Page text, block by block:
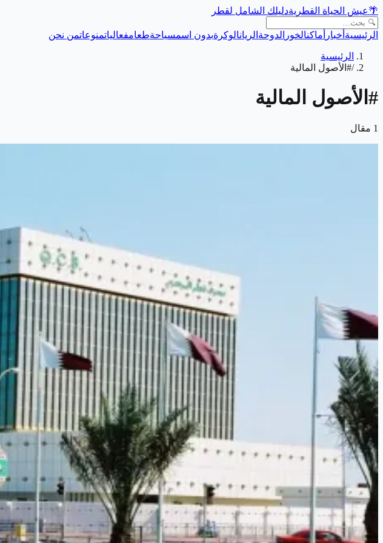
🌴عيش الحياة القطريةدليلك الشامل لقطر
الرئيسية أخبار أماكنالخور الدوحة الريانالوكرةبدون اسمسياحةطعامفعالياتمنوعاتمن نحن
الرئيسية
/#الأصول المالية
# الأصول المالية
1 مقال